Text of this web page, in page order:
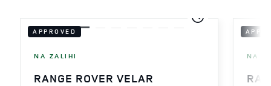
APPROVED
NA ZALIHI
RANGE ROVER VELAR
NA